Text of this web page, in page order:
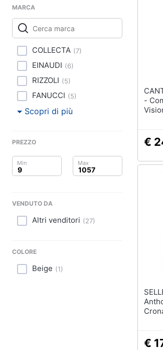
Arredo
Salute e igiene
Fotografia
Abbigliamento
Animali
MARCA
COLLECTA (7)
EINAUDI (6)
RIZZOLI (5)
FANUCCI (5)
Scopri di più
PREZZO
VENDUTO DA
Altri venditori (27)
COLORE
Beige (1)
-
€
€